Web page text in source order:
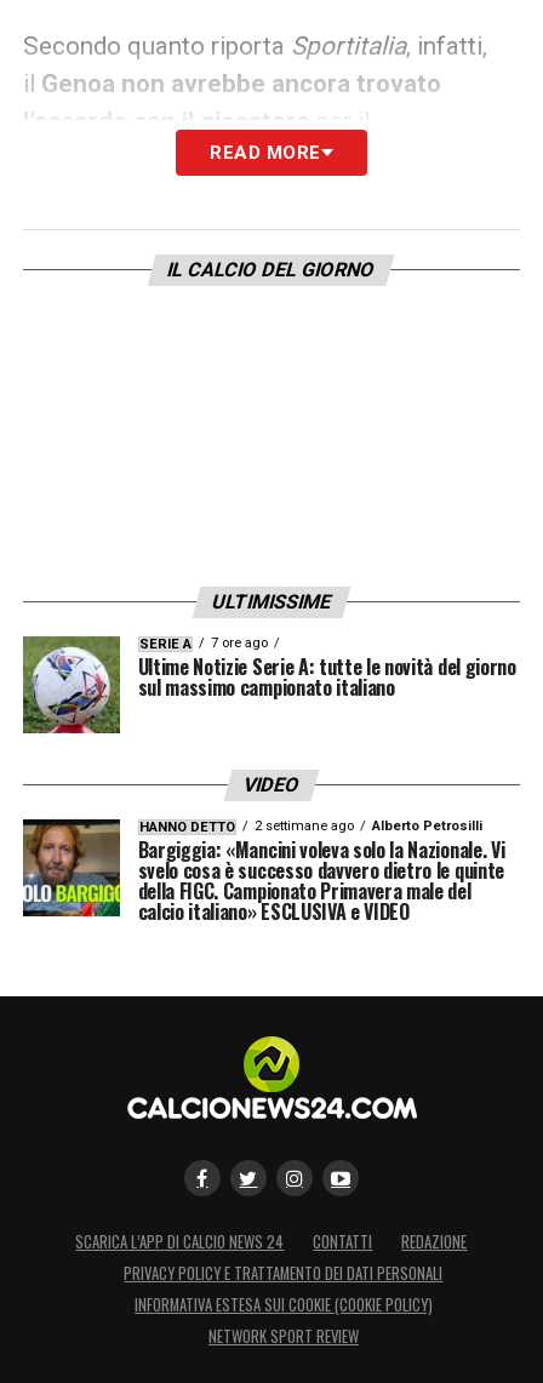
Secondo quanto riporta Sportitalia, infatti,
il Genoa non avrebbe ancora trovato
l’accordo con il giocatore
per il
trasferimento dalla Juve. Inoltre
l’Atalantache vorrebbe provare a sfruttare
l’impasse per inserirsi e superare i liguri.
READ MORE
IL CALCIO DEL GIORNO
ULTIMISSIME
SERIE A 7 ore ago
Ultime Notizie Serie A: tutte le novità del giorno
sul massimo campionato italiano
VIDEO
HANNO DETTO 2 settimane ago Alberto Petrosilli
Bargiggia: «Mancini voleva solo la Nazionale. Vi
svelo cosa è successo davvero dietro le quinte
della FIGC. Campionato Primavera male del
calcio italiano» ESCLUSIVA e VIDEO
SCARICA L’APP DI CALCIO NEWS 24 CONTATTI
REDAZIONE
PRIVACY POLICY E TRATTAMENTO DEI DATI PERSONALI
INFORMATIVA ESTESA SUI COOKIE (COOKIE POLICY)
NETWORK SPORT REVIEW